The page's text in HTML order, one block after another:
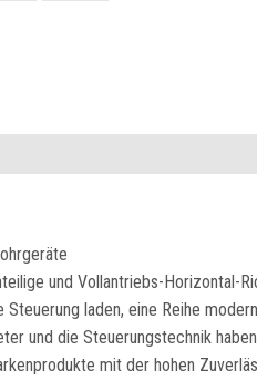
und Vollantriebs-Horizontal-
laden, eine Reihe
und die Steuerungstechnik
mit der hohen